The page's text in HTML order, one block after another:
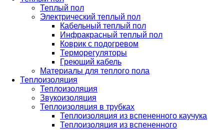
Теплый пол
Электрический теплый пол
Кабельный теплый пол
Инфракрасный теплый пол
Коврик с подогревом
Терморегуляторы
Греющий кабель
Материалы для теплого пола
Теплоизоляция
Теплоизоляция
Звукоизоляция
Теплоизоляция в трубках
Теплоизоляция из вспененного каучука
Теплоизоляция из вспененного